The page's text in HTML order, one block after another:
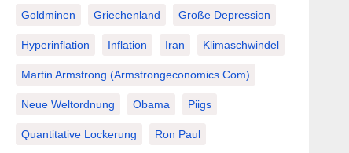
Goldminen Griechenland Große Depression
Hyperinflation Inflation Iran Klimaschwindel
Martin Armstrong (Armstrongeconomics.com)
Neue Weltordnung Obama Piigs
Quantitative Lockerung Ron Paul